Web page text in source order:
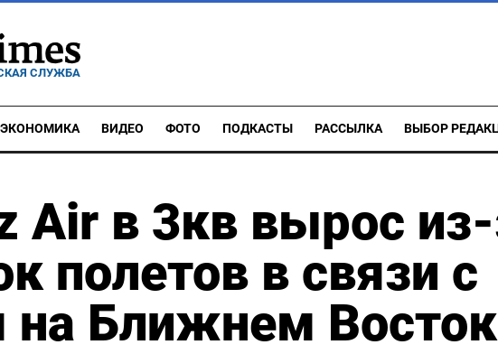
СЛУЖБА
ЭКОНОМИКА ВИДЕО ФОТО ПОДКАСТЫ РАССЫЛКА ВЫБОР
Air в 3кв вырос
полетов в связи с
на Ближнем